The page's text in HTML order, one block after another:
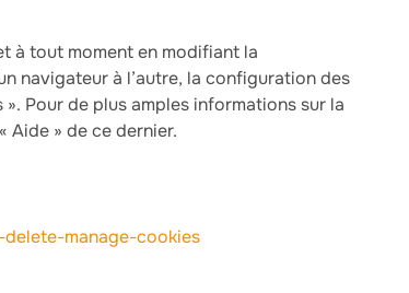
à tout moment en modifiant la
navigateur à l’autre, la configuration des
Pour de plus amples informations sur la
Aide » de ce dernier.
manage-cookies